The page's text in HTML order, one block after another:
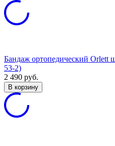
Бандаж ортопедический
53-2)
2 490 руб.
В корзину